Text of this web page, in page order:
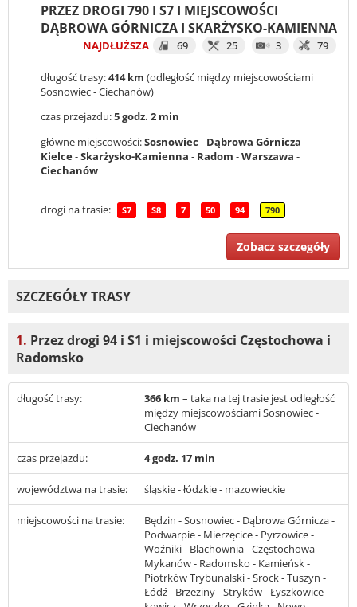
PRZEZ DROGI 790 I S7 I MIEJSCOWOŚCI
DĄBROWA GÓRNICZA I SKARŻYSKO-KAMIENNA
NAJDŁUŻSZA 69 25 3 79
długość trasy:414 km (odległość między miejscowościami
Sosnowiec - Ciechanów)
czas przejazdu:5 godz. 2 min
główne miejscowości:Sosnowiec - Dąbrowa Górnicza -
Kielce-Skarżysko-Kamienna - Radom -Warszawa -
Ciechanów
drogi na trasie: S7 S8 7 50 94 790
Zobacz szczegóły
SZCZEGÓŁY TRASY
1. Przez drogi 94 i S1 i miejscowości Częstochowa i
Radomsko
długość trasy: 366 km – taka na tej trasie jest odległość
między miejscowościami Sosnowiec -
Ciechanów
czas przejazdu: 4 godz. 17 min
województwa na trasie: śląskie - łódzkie - mazowieckie
miejscowości na trasie:
Będzin - Sosnowiec - Dąbrowa Górnicza -
Podwarpie - Mierzęcice - Pyrzowice -
Woźniki - Blachownia - Częstochowa -
Mykanów - Radomsko - Kamieńsk -
Piotrków Trybunalski - Srock - Tuszyn -
Łódź - Brzeziny - Stryków - Łyszkowice -